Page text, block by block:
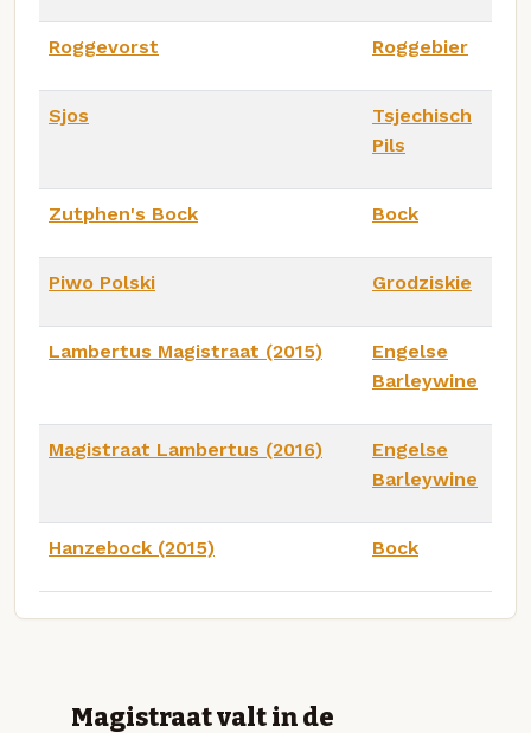
Roggevorst Roggebier
Sjos
Tsjechisch
Pils
Zutphen's Bock Bock
Piwo Polski Grodziskie
Lambertus Magistraat (2015)
Engelse
Barleywine
Magistraat Lambertus (2016)
Engelse
Barleywine
Hanzebock (2015) Bock
Magistraat valt in de